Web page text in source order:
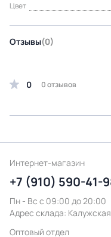
Цвет
Отзывы(0)
0 0 отзывов
Интернет-магазин
+7 (910) 590-41-
Пн - Вс с 09:00 до 20:00
Адрес склада:
Оптовый отдел